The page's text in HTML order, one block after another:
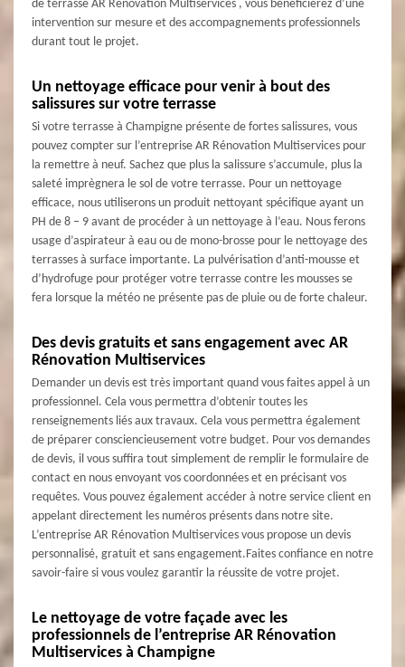
de terrasse AR Rénovation Multiservices , vous bénéficierez d’une
intervention sur mesure et des accompagnements professionnels
durant tout le projet.
Un nettoyage efficace pour venir à bout des
salissures sur votre terrasse
Si votre terrasse à Champigne présente de fortes salissures, vous
pouvez compter sur l’entreprise AR Rénovation Multiservices pour
la remettre à neuf. Sachez que plus la salissure s’accumule, plus la
saleté imprègnera le sol de votre terrasse. Pour un nettoyage
efficace, nous utiliserons un produit nettoyant spécifique ayant un
PH de 8 – 9 avant de procéder à un nettoyage à l’eau. Nous ferons
usage d’aspirateur à eau ou de mono-brosse pour le nettoyage des
terrasses à surface importante. La pulvérisation d’anti-mousse et
d’hydrofuge pour protéger votre terrasse contre les mousses se
fera lorsque la météo ne présente pas de pluie ou de forte chaleur.
Des devis gratuits et sans engagement avec AR
Rénovation Multiservices
Demander un devis est très important quand vous faites appel à un
professionnel. Cela vous permettra d’obtenir toutes les
renseignements liés aux travaux. Cela vous permettra également
de préparer consciencieusement votre budget. Pour vos demandes
de devis, il vous suffira tout simplement de remplir le formulaire de
contact en nous envoyant vos coordonnées et en précisant vos
requêtes. Vous pouvez également accéder à notre service client en
appelant directement les numéros présents dans notre site.
L’entreprise AR Rénovation Multiservices vous propose un devis
personnalisé, gratuit et sans engagement.Faites confiance en notre
savoir-faire si vous voulez garantir la réussite de votre projet.
Le nettoyage de votre façade avec les
professionnels de l’entreprise AR Rénovation
Multiservices à Champigne